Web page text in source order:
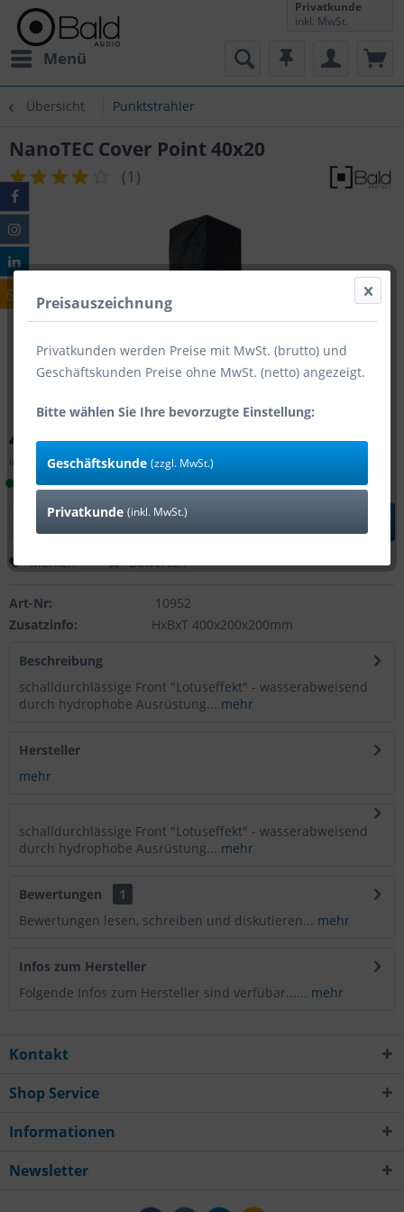
Menü
Privatkunde
inkl. MwSt.
Übersicht Punktstrahler
NanoTEC Cover Point 40x20
(1 )
47,60 € *
inkl. MwSt.zzgl. Versandkosten
Lieferzeit 1-4 Tage (Bestand: 18)
Merken Bewerten
Art-Nr:
10952
Zusatzinfo:
HxBxT 400x200x200mm
Beschreibung
schalldurchlässige Front "Lotuseffekt" - wasserabweisend
durch hydrophobe Ausrüstung... mehr
Hersteller
mehr
schalldurchlässige Front "Lotuseffekt" - wasserabweisend
durch hydrophobe Ausrüstung... mehr
Bewertungen
1
Bewertungen lesen, schreiben und diskutieren... mehr
Infos zum Hersteller
Folgende Infos zum Hersteller sind verfübar...... mehr
Kontakt
Shop Service
Informationen
Newsletter
Preisauszeichnung
Privatkunden werden Preise mit MwSt. (brutto) und
Geschäftskunden Preise ohne MwSt. (netto) angezeigt.
Bitte wählen Sie Ihre bevorzugte Einstellung:
Geschäftskunde (zzgl. MwSt.)
Privatkunde (inkl. MwSt.)